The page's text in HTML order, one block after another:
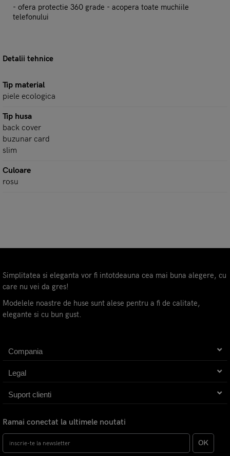
- ofera protectie 360 grade - acopera toate muchiile
telefonului
Detalii tehnice
Tip material
piele ecologica
Tip husa
back cover
buzunar card
slim
Culoare
rosu
Simplitatea si eleganta vor fi intotdeauna cea mai buna alegere, cu
care nu vei da gres!
Modelele noastre de huse sunt alese pentru a fi de calitate,
elegante si cu bun gust.
Compania
Legal
Suport clienti
Ramai conectat la ultimele noutati
OK